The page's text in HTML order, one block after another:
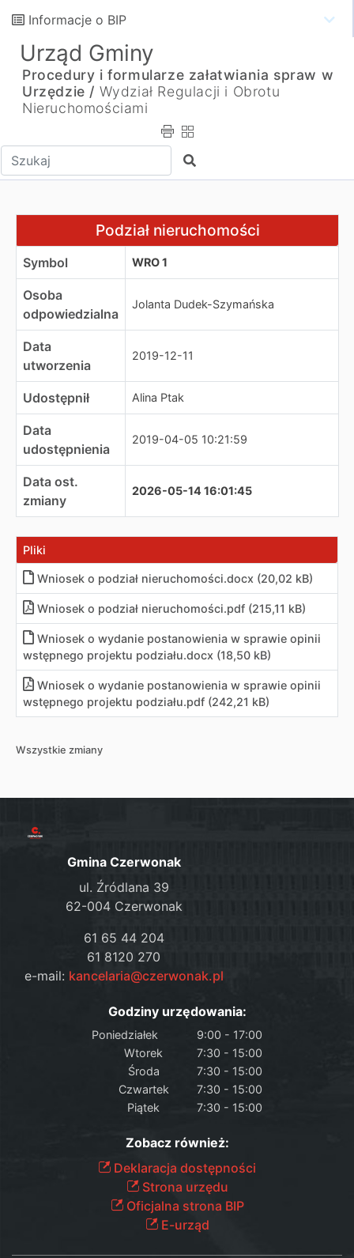
Informacje o BIP
Urząd Gminy
Procedury i formularze załatwiania spraw w
Urzędzie / Wydział Regulacji i Obrotu
Nieruchomościami
Wpisz tekst do wyszukania Szukaj
Podział nieruchomościPodział nieruchomości
Symbol WRO 1
Osoba
odpowiedzialna
Jolanta Dudek-Szymańska
Data
utworzenia
2019-12-11
Udostępnił Alina Ptak
Data
udostępnienia
2019-04-05 10:21:59
Data ost.
zmiany
2026-05-14 16:01:45
Pliki
Wniosek o podział nieruchomości.docx (20,02 kB)
Wniosek o podział nieruchomości.pdf (215,11 kB)
Wniosek o wydanie postanowienia w sprawie opinii
wstępnego projektu podziału.docx (18,50 kB)
Wniosek o wydanie postanowienia w sprawie opinii
wstępnego projektu podziału.pdf (242,21 kB)
Wszystkie zmiany
Gmina Czerwonak
ul. Źródlana 39
62-004 Czerwonak
61 65 44 204
61 8120 270
e-mail: kancelaria@czerwonak.pl
Godziny urzędowania:
Poniedziałek
9:00 - 17:00
Wtorek
7:30 - 15:00
Środa
7:30 - 15:00
Czwartek
7:30 - 15:00
Piątek
7:30 - 15:00
Zobacz również:
Deklaracja dostępności
Strona urzędu
Oficjalna strona BIP
E-urząd